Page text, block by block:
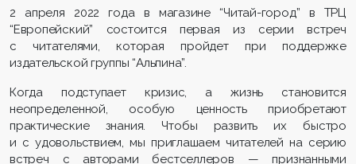
2 апреля 2022 года в магазине “Читай-город” в ТРЦ
“Европейский” состоится первая из серии встреч
с читателями, которая пройдет при поддержке
издательской группы “Альпина”.
Когда подступает кризис, а жизнь становится
неопределенной, особую ценность приобретают
практические знания. Чтобы развить их быстро
и с удовольствием, мы приглашаем читателей на серию
встреч с авторами бестселлеров — признанными